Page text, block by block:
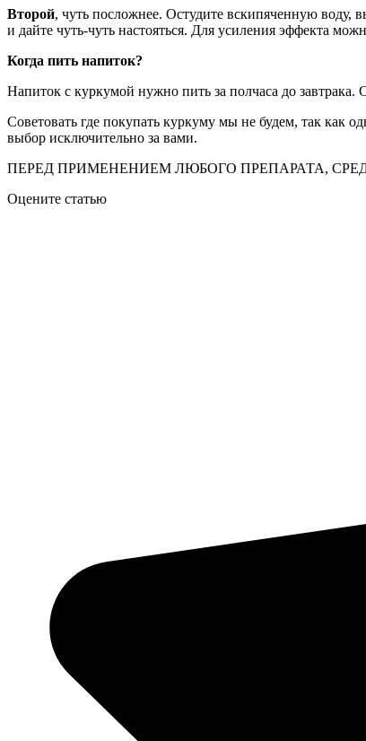
Второй, чуть посложнее. Остудите вскипяченную воду,
и дайте чуть-чуть настояться. Для усиления эффекта
Когда пить напиток?
Напиток с куркумой нужно пить за полчаса до
Советовать где покупать куркуму мы не будем, так как
выбор исключительно за вами.
ПЕРЕД ПРИМЕНЕНИЕМ ЛЮБОГО ПРЕПАРАТА,
Оцените статью